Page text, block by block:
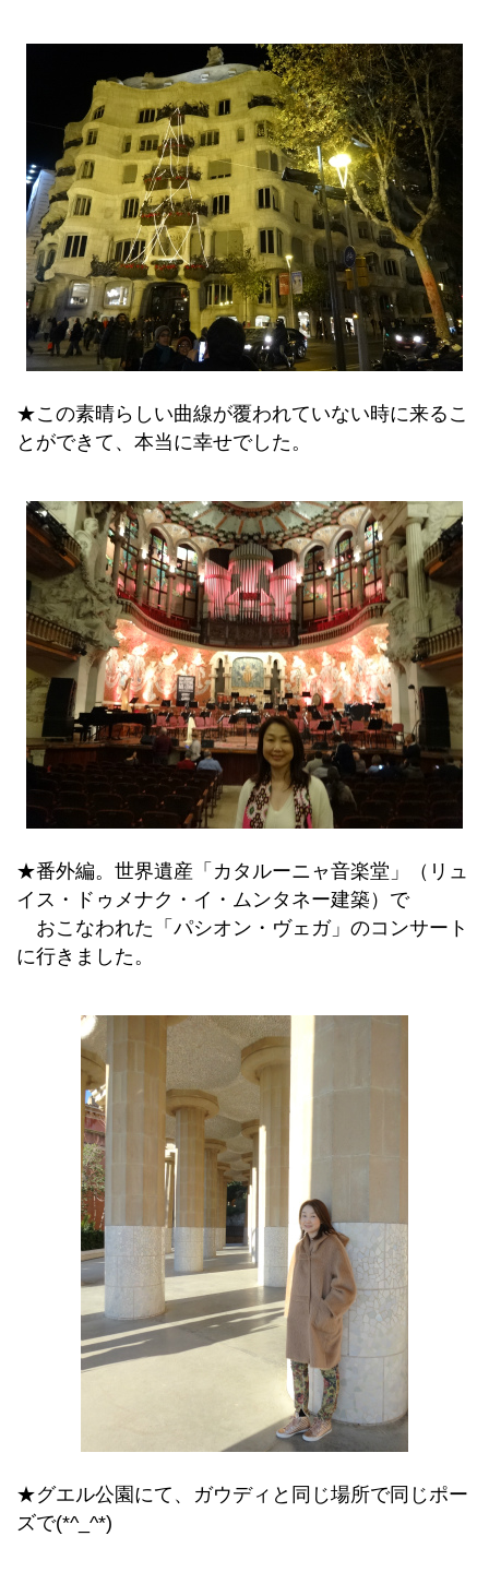
★この素晴らしい曲線が覆われていない時に来るこ
とができて、本当に幸せでした。
★番外編。世界遺産「カタルーニャ音楽堂」（リュ
イス・ドゥメナク・イ・ムンタネー建築）で
おこなわれた「パシオン・ヴェガ」のコンサート
に行きました。
★グエル公園にて、ガウディと同じ場所で同じポー
ズで(*^_^*)